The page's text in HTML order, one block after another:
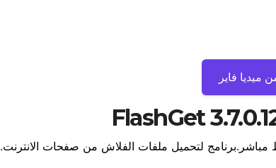
ميديا ​​فاير
لتحميل ملفات الفلاش من صفحات الانترنت.